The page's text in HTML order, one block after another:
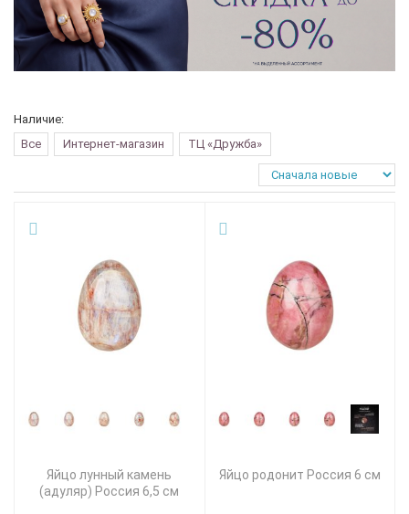
Наличие:
Все
Интернет-магазин ТЦ «Дружба»
Яйцо лунный камень
(адуляр) Россия 6,5 см
Яйцо родонит Россия 6 см